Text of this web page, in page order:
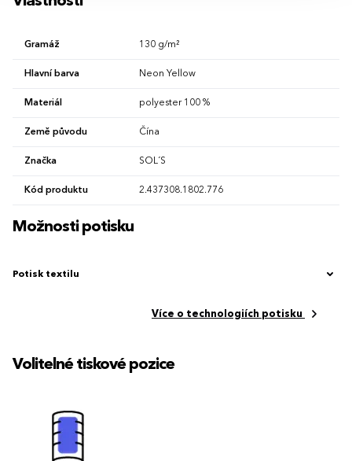
Gramáž 130 g/m²
Hlavní barva Neon Yellow
Materiál polyester 100 %
Země původu Čína
Značka SOL´S
Kód produktu 2.437308.1802.776
Možnosti potisku
Potisk textilu
Více o technologiích potisku
Volitelné tiskové pozice